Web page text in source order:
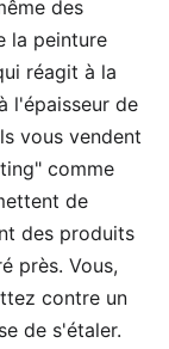
des
la peinture
réagit à la
l'épaisseur de
vous vendent
comme
de
des produits
près. Vous,
contre un
de s'étaler.